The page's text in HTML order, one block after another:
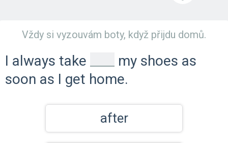
Vždy si vyzouvám boty, když přijdu domů.
I always take
my shoes as
soon as I get home.
after